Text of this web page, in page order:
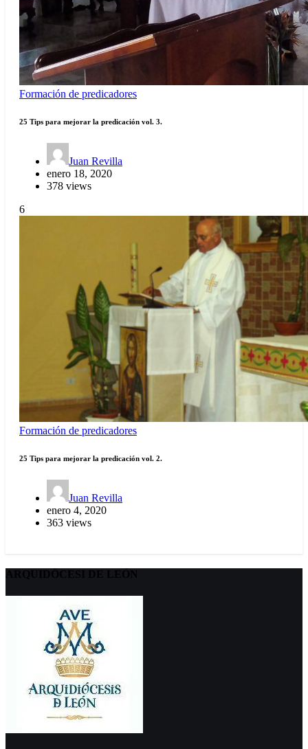
Formación de predicadores
25 Tips para mejorar la predicación vol. 3.
Juan Revilla
enero 18, 2020
378 views
6
Formación de predicadores
25 Tips para mejorar la predicación vol. 2.
Juan Revilla
enero 4, 2020
363 views
ARQUIDÖCESI DE LEÓN